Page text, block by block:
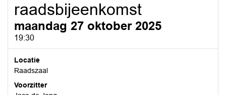
raadsbijeenkomst
maandag 27 oktober 2025
19:30
Locatie
Raadszaal
Voorzitter